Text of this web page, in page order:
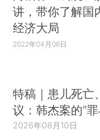
讲，带你了解国
经济大局
2022年04月06日
特稿｜患儿死亡
议：韩杰案的“
2026年08月10日